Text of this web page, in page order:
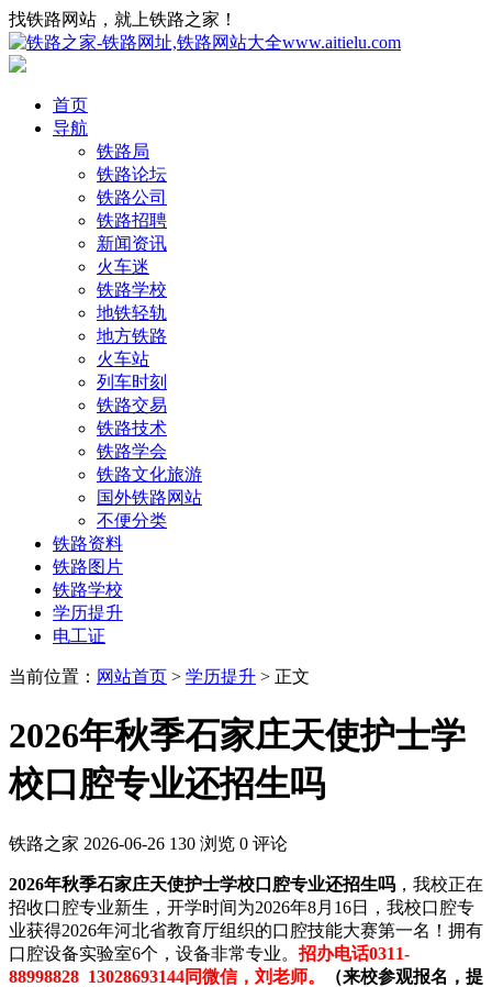
找铁路网站，就上铁路之家！
首页
导航
铁路局
铁路论坛
铁路公司
铁路招聘
新闻资讯
火车迷
铁路学校
地铁轻轨
地方铁路
火车站
列车时刻
铁路交易
铁路技术
铁路学会
铁路文化旅游
国外铁路网站
不便分类
铁路资料
铁路图片
铁路学校
学历提升
电工证
当前位置： 网站首页 > 学历提升 > 正文
2026年秋季石家庄天使护士学
校口腔专业还招生吗
铁路之家 2026-06-26 130 浏览 0 评论
2026年秋季石家庄天使护士学校口腔专业还招生吗 ，我校‌正在
招收‌口腔专业新生，开学时间为2026年8月16日，我校口腔专
业获得2026年河北省教育厅组织的口腔技能大赛第一名！拥有
口腔设备实验室6个，设备非常专业。 招办电话0311-
88998828 13028693144同微信，刘老师。
（来校参观报名，提